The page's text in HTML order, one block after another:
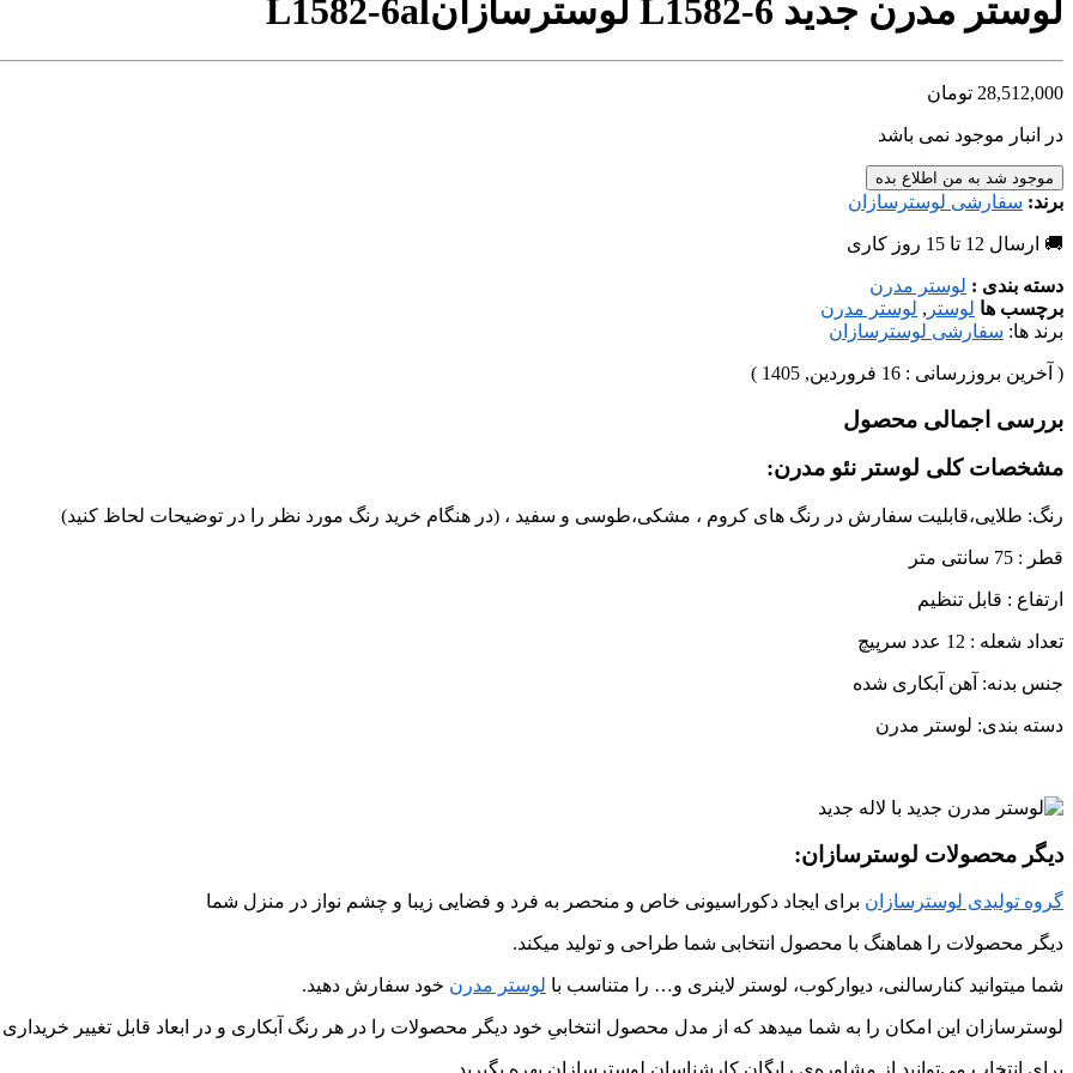
لوستر مدرن جدید L1582-6 لوسترسازان L1582-6al
28,512,000 تومان
در انبار موجود نمی باشد
موجود شد به من اطلاع بده
برند: سفارشی لوسترسازان
🚚 ارسال 12 تا 15 روز کاری
دسته بندی : لوستر مدرن
برچسب ها لوستر , لوستر مدرن
برند ها: سفارشی لوسترسازان
( آخرین بروزرسانی : 16 فروردین, 1405 )
بررسی اجمالی محصول
مشخصات کلی لوستر نئو مدرن:
رنگ: طلایی،قابلیت سفارش در رنگ های کروم ، مشکی،طوسی و سفید ، (در هنگام خرید رنگ مورد نظر را در توضیحات لحاظ کنید)
قطر : 75 سانتی متر
ارتفاع : قابل تنظیم
تعداد شعله : 12 عدد سرپیچ
جنس بدنه: آهن آبکاری شده
دسته بندی: لوستر مدرن
دیگر محصولات لوسترسازان:
گروه تولیدی لوسترسازان برای ایجاد دکوراسیونی خاص و منحصر به فرد و فضایی زیبا و چشم نواز در منزل شما
دیگر محصولات را هماهنگ با محصول انتخابی شما طراحی و تولید میکند.
شما میتوانید کنارسالنی، دیوارکوب، لوستر لاینری و… را متناسب با لوستر مدرن خود سفارش دهید.
لوسترسازان این امکان را به شما میدهد که از مدل محصول انتخابیِ خود دیگر محصولات را در هر رنگ آبکاری و در ابعاد قابل تغییر خریداری